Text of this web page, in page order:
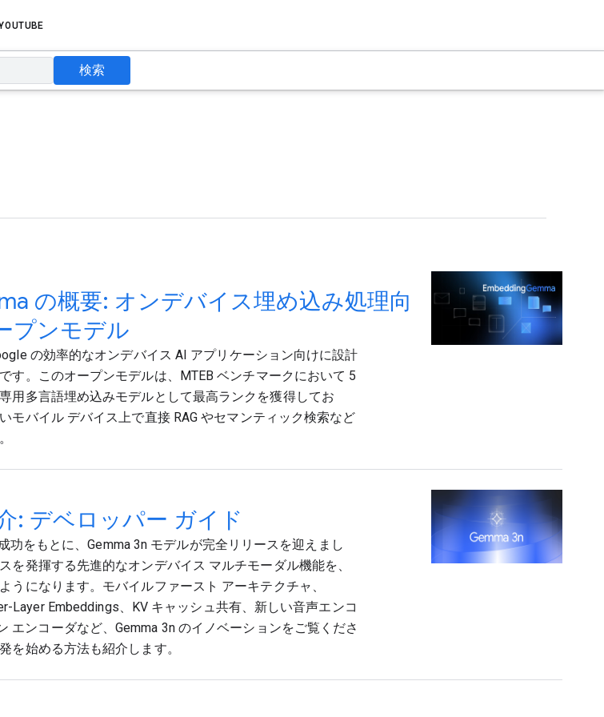
検索
の概要: オンデバイス埋め込み処理向
プンモデル
の効率的なオンデバイス AI アプリケーション向けに設計
す。このオープンモデルは、MTEB ベンチマークにおいて 5
用多言語埋め込みモデルとして最高ランクを獲得してお
モバイル デバイス上で直接 RAG やセマンティック検索など
: デベロッパー ガイド
功をもとに、Gemma 3n モデルが完全リリースを迎えまし
を発揮する先進的なオンデバイス マルチモーダル機能を、
うになります。モバイルファースト アーキテクチャ、
Layer Embeddings、KV キャッシュ共有、新しい音声エンコ
エンコーダなど、Gemma 3n のイノベーションをご覧くださ
を始める方法も紹介します。